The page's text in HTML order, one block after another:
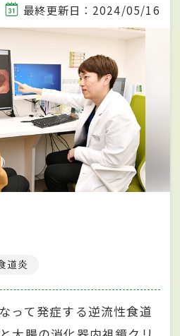
最終更新日：2024/05/16
道炎
って発症する逆流性食道